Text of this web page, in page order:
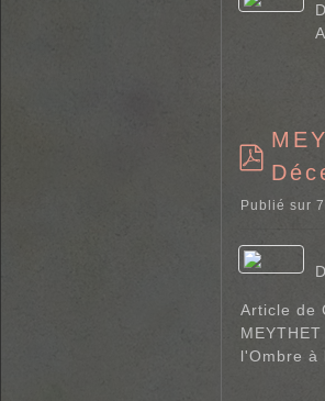
d
Publié sur
Article de
l'Ombre à